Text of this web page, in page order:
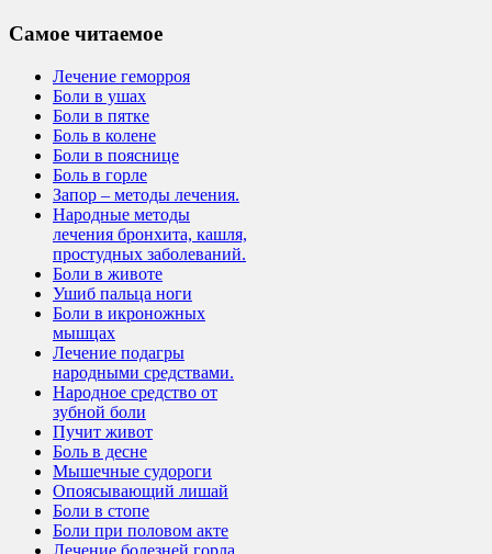
Самое читаемое
Лечение геморроя
Боли в ушах
Боли в пятке
Боль в колене
Боли в пояснице
Боль в горле
Запор – методы лечения.
Народные методы
лечения бронхита, кашля,
простудных заболеваний.
Боли в животе
Ушиб пальца ноги
Боли в икроножных
мышцах
Лечение подагры
народными средствами.
Народное средство от
зубной боли
Пучит живот
Боль в десне
Мышечные судороги
Опоясывающий лишай
Боли в стопе
Боли при половом акте
Лечение болезней горла